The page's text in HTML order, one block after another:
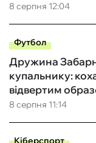
8 серпня 12:04
Футбол
8 серпня 11:14
Дружина
купальнику:
відвертим
Кіберспорт